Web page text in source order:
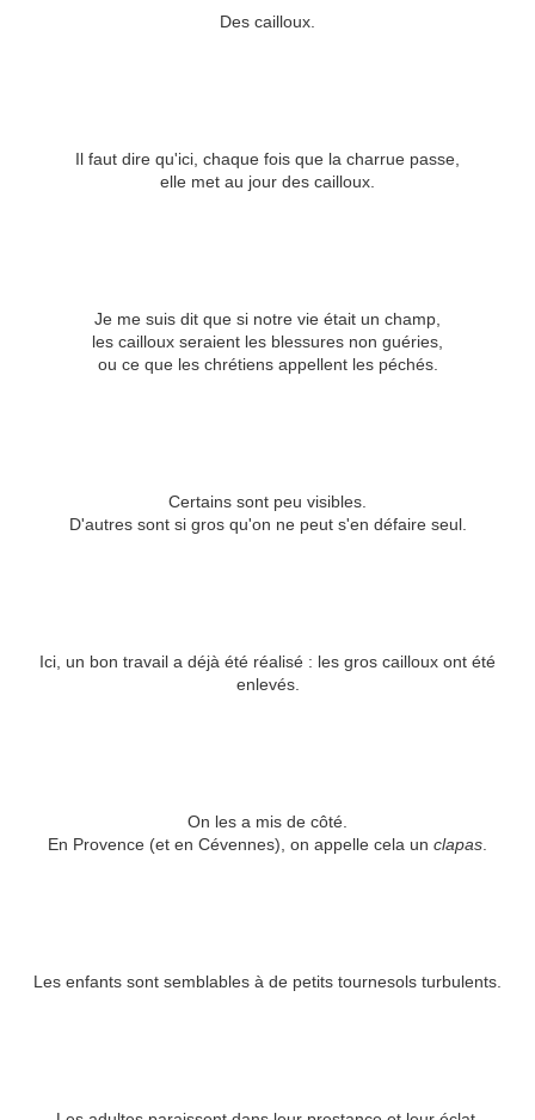
Des cailloux.
Il faut dire qu'ici, chaque fois que la charrue passe,
elle met au jour des cailloux.
Je me suis dit que si notre vie était un champ,
les cailloux seraient les blessures non guéries,
ou ce que les chrétiens appellent les péchés.
Certains sont peu visibles.
D'autres sont si gros qu'on ne peut s'en défaire seul.
Ici, un bon travail a déjà été réalisé : les gros cailloux ont été
enlevés.
On les a mis de côté.
En Provence (et en Cévennes), on appelle cela un clapas
Les enfants sont semblables à de petits tournesols turbulents.